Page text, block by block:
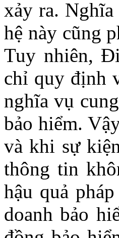
xảy ra.
hệ này cũng
Tuy nhiên,
chỉ quy định
nghĩa vụ
bảo hiểm.
và khi sự
thông tin
hậu quả
doanh bảo